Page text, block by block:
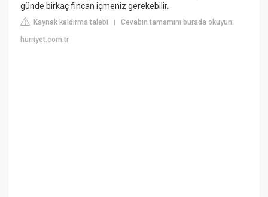
günde birkaç fincan içmeniz gerekebilir.
Kaynak kaldırma talebi |Cevabın tamamını burada okuyun:
hurriyet.com.tr